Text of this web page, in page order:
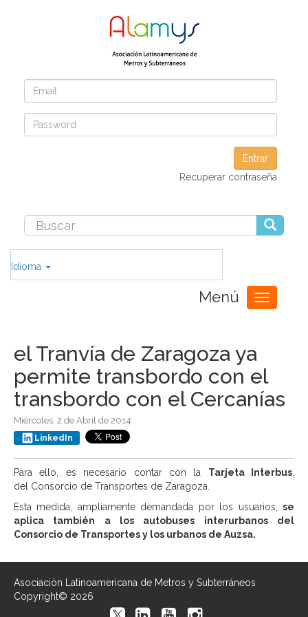
Entrar
Recuperar contraseña
Idioma
Menú
Toggle
navigation
el Tranvía de Zaragoza ya
permite transbordo con el
transbordo con el Cercanías
Miércoles, 2 de Abril de 2014
LinkedIn
Para ello, es necesario contar con la Tarjeta Interbus
del Consorcio de Transportes de Zaragoza.
Esta medida, ampliamente demandada por los usuarios, se
aplica también a los autobuses interurbanos del
Consorcio de Transportes y los urbanos de Auzsa.
Asociación Latinoamericana de Metros y Subterráneos
Copyright© 2026